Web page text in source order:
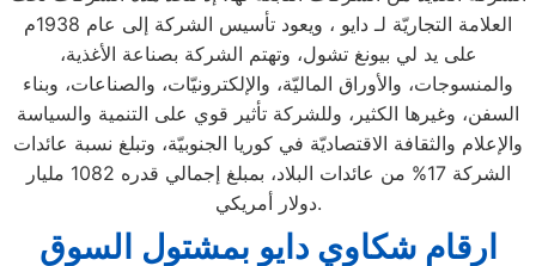
العلامة التجاريّة لـ دايو ، ويعود تأسيس الشركة إلى عام 1938م
على يد لي بيونغ تشول، وتهتم الشركة بصناعة الأغذية،
والمنسوجات، والأوراق الماليّة، والإلكترونيّات، والصناعات، وبناء
السفن، وغيرها الكثير، وللشركة تأثير قوي على التنمية والسياسة
والإعلام والثقافة الاقتصاديّة في كوريا الجنوبيّة، وتبلغ نسبة عائدات
الشركة 17% من عائدات البلاد، بمبلغ إجمالي قدره 1082 مليار
دولار أمريكي.
ارقام شكاوي دايو بمشتول السوق